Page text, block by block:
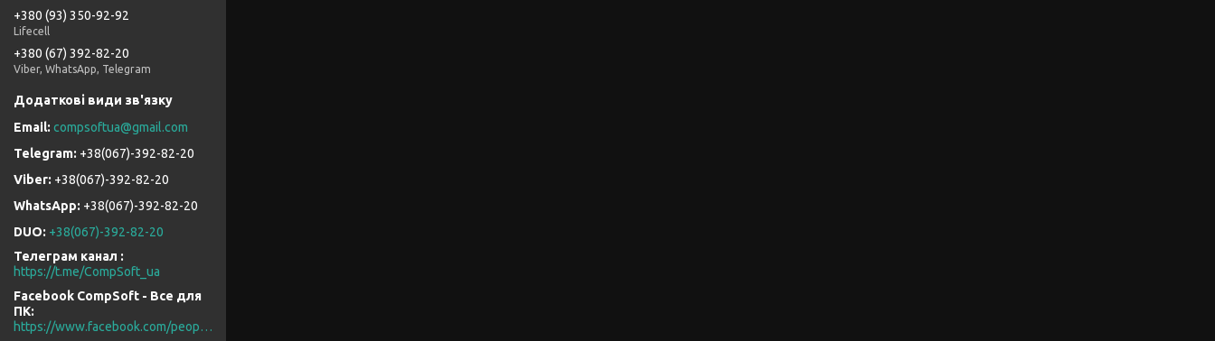
+380 (93) 350-92-92
Lifecell
+380 (67) 392-82-20
Viber, WhatsApp, Telegram
compsoftua@gmail.com
+38(067)-392-82-20
+38(067)-392-82-20
+38(067)-392-82-20
DUO +38(067)-392-82-20
Телеграм канал
https://t.me/CompSoft_ua
Facebook CompSoft - Все для
ПК
https://www.facebook.com/people/CompSoft-Все-для-ПК/61573976796581/